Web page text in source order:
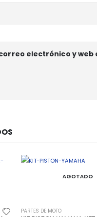
electrónico y
AGOTADO
PARTES DE MOTO